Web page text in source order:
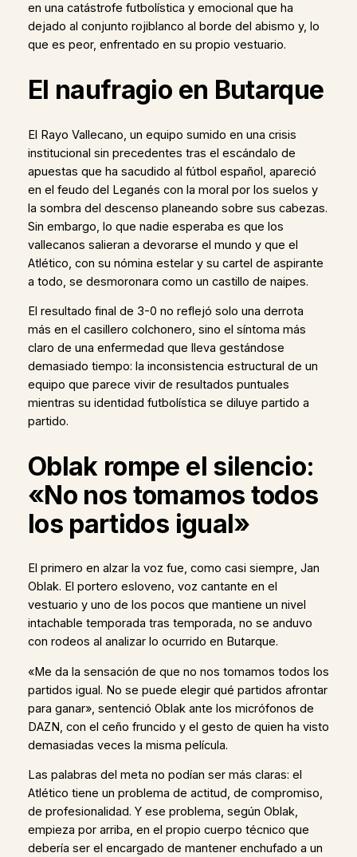
en una catástrofe futbolística y emocional que ha
dejado al conjunto rojiblanco al borde del abismo y, lo
que es peor, enfrentado en su propio vestuario.
El naufragio en Butarque
El Rayo Vallecano, un equipo sumido en una crisis
institucional sin precedentes tras el escándalo de
apuestas que ha sacudido al fútbol español, apareció
en el feudo del Leganés con la moral por los suelos y
la sombra del descenso planeando sobre sus cabezas.
Sin embargo, lo que nadie esperaba es que los
vallecanos salieran a devorarse el mundo y que el
Atlético, con su nómina estelar y su cartel de aspirante
a todo, se desmoronara como un castillo de naipes.
El resultado final de 3-0 no reflejó solo una derrota
más en el casillero colchonero, sino el síntoma más
claro de una enfermedad que lleva gestándose
demasiado tiempo: la inconsistencia estructural de un
equipo que parece vivir de resultados puntuales
mientras su identidad futbolística se diluye partido a
partido.
Oblak rompe el silencio:
«No nos tomamos todos
los partidos igual»
El primero en alzar la voz fue, como casi siempre, Jan
Oblak. El portero esloveno, voz cantante en el
vestuario y uno de los pocos que mantiene un nivel
intachable temporada tras temporada, no se anduvo
con rodeos al analizar lo ocurrido en Butarque.
«Me da la sensación de que no nos tomamos todos los
partidos igual. No se puede elegir qué partidos afrontar
para ganar», sentenció Oblak ante los micrófonos de
DAZN, con el ceño fruncido y el gesto de quien ha visto
demasiadas veces la misma película.
Las palabras del meta no podían ser más claras: el
Atlético tiene un problema de actitud, de compromiso,
de profesionalidad. Y ese problema, según Oblak,
empieza por arriba, en el propio cuerpo técnico que
debería ser el encargado de mantener enchufado a un